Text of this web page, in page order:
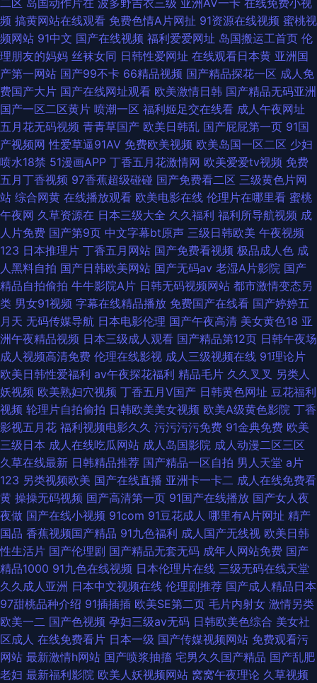
二区 岛国动作片在 波多野吉衣三级 亚洲AV一卡 在线免费小视
频 搞黄网站在线观看 免费色情A片网扯 91资源在线视频 蜜桃视
频网站 91中文 国产在线视频 福利爱爱网址 岛国搬运工首页 伦
理朋友的妈妈 丝袜女同 日韩性爱网址 在线观看日本黄 亚洲国
产第一网站 国产99不卡 66精品视频 国产精品探花一区 成人免
费国产大片 国产在线网址观看 欧美激情日韩 国产精品无码亚洲
国产一区二区黄片 喷潮一区 福利姬足交在线看 成人午夜网址
五月花无码视频 青青草国产 欧美日韩乱 国产屁屁第一页 91国
产视频网 性爱草逼91AV 免费欧美视频 欧美岛国一区二区 少妇
喷水18禁 51漫画APP 丁香五月花激情网 欧美爱爱tv视频 免费
五月丁香视频 97香蕉超级碰碰 国产免费看二区 三级黄色片网
站 综合网黄 在线播放观看 欧美电影在线 伦理片在哪里看 蜜桃
午夜网 久草资源在 日本三级大全 久久福利 福利所导航视频 成
人片免费 国产第9页 中文字幕bt原声 三级日韩欧美 午夜视频
123 日本推理片 丁香五月网站 国产免费看视频 极品成人色 成
人黑料自拍 国产日韩欧美网站 国产无码av 老湿A片影院 国产
精品自拍偷拍 牛牛影院A片 日韩无码视频网站 都市激情变态另
类 男女91视频 字幕在线精品播放 免费国产在线看 国产婷婷五
月天 无码传媒导航 日本电影伦理 国产午夜高清 美女黄色18 亚
洲午夜精品视频 日本三级成人观看 国产精品第12页 日韩午夜场
成人视频高清免费 伦理在线影视 成人三级视频在线 91理论片
欧美日韩性爱福利 av午夜探花福利 精品毛片 久久叉叉 另类人
妖视频 欧美熟妇穴视频 丁香五月V国产 日韩黄色网址 豆花福利
视频 轮理片自拍偷拍 日韩欧美美女视频 欧美A级黄色影院 丁香
影视五月花 福利视频电影久久 污污污污免费 91金典免费 欧美
三级日本 成人在线吃瓜网站 成人岛国影院 成人动漫二区三区
久草在线最新 日韩精品推荐 国产精品一区自拍 男人天堂 a片
123 另类视频欧美 国产在线直播 亚洲卡一卡二 成人在线免费看
黄 操操无码视频 国产高清第一页 91国产在线播放 国产女人夜
夜做 国产在线小视频 91com 91豆花成人 哪里有A片网址 精产
国品 香蕉视频国产精品 91九色福利 成人国产无线视 欧美日韩
性生活片 国产伦理剧 国产精品无套无码 成年人网站免费 国产
精品1000 91九色在线视频 日本伦理片在线 三级无码在线天堂
久久成人亚洲 日本中文视频在线 伦理剧推荐 国产成人精品日本
97甜桃品种介绍 91插插插 欧美SE第二页 毛片内射女 激情另类
欧美一二 国产色视频 孕妇三级av无码 日韩欧美色综合 美女社
区成人 在线免费看片 日本一级 国产传媒视频网站 免费观看污
网站 最新激情h网站 国产喷浆抽搐 宅男久久国产精品 国产乱肥
老妇 最新福利影院 欧美人妖视频网站 窝窝午夜理论 久草视频